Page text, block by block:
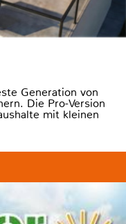
Generation von
Die Pro-Version
mit kleinen